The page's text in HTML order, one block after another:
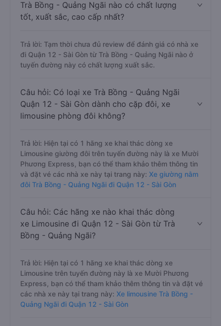
Trà Bồng - Quảng Ngãi nào có chất lượng
tốt, xuất sắc, cao cấp nhất?
Trả lời: Tạm thời chưa đủ review để đánh giá có nhà xe
đi Quận 12 - Sài Gòn từ Trà Bồng - Quảng Ngãi nào ở
tuyến đường này có chất lượng xuất sắc.
Câu hỏi: Có loại xe Trà Bồng - Quảng Ngãi
Quận 12 - Sài Gòn dành cho cặp đôi, xe
limousine phòng đôi không?
Trả lời: Hiện tại có 1 hãng xe khai thác dòng xe
Limousine giường đôi trên tuyến đường này là xe Mười
Phương Express, bạn có thể tham khảo thêm thông tin
và đặt vé các nhà xe này tại trang này: Xe giường nằm
đôi Trà Bồng - Quảng Ngãi đi Quận 12 - Sài Gòn
Câu hỏi: Các hãng xe nào khai thác dòng
xe Limousine đi Quận 12 - Sài Gòn từ Trà
Bồng - Quảng Ngãi?
Trả lời: Hiện tại có 1 hãng xe khai thác dòng xe
Limousine trên tuyến đường này là xe Mười Phương
Express, bạn có thể tham khảo thêm thông tin và đặt vé
các nhà xe này tại trang này: Xe limousine Trà Bồng -
Quảng Ngãi đi Quận 12 - Sài Gòn